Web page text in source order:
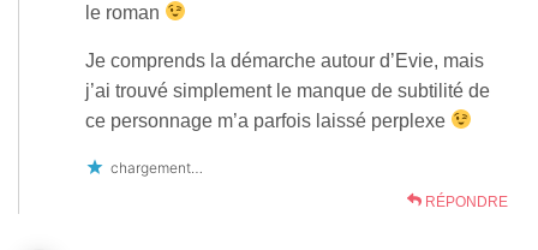
le roman
Je comprends la démarche autour d’Evie, mais
j’ai trouvé simplement le manque de subtilité de
ce personnage m’a parfois laissé perplexe
chargement…
RÉPONDRE